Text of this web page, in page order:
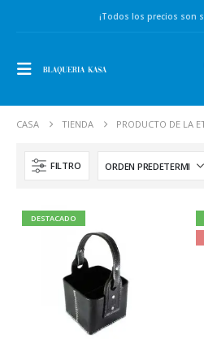
¡Todos los precios son
CASA TIENDA PRODUCTO DE LA
FILTRO
DESTACADO